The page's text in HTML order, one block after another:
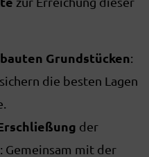
Grundstücken:
die besten Lagen
der
Gemeinsam mit der